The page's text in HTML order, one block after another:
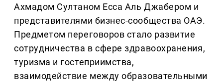
Ахмадом Султаном Есса Аль Джабером и
представителями бизнес-сообщества ОАЭ.
Предметом переговоров стало развитие
сотрудничества в сфере здравоохранения,
туризма и гостеприимства,
взаимодействие между образовательными